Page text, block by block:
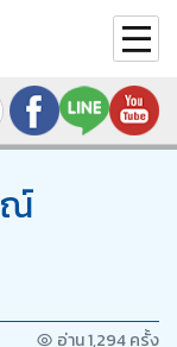
ณ์
อ่าน 1,294 ครั้ง